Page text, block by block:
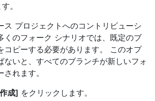
。
ス プロジェクトへのコントリビューシ
くのフォーク シナリオでは、既定のブ
コピーする必要があります。 このオプ
ないと、すべてのブランチが新しいフォ
れます。
成] をクリックします。